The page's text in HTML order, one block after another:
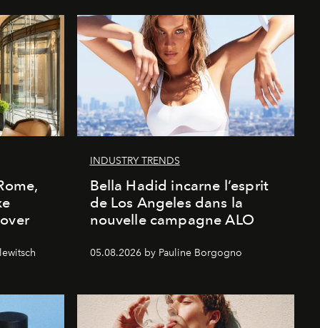
INDUSTRY TRENDS
Bella Hadid incarne l’esprit
de Los Angeles dans la
nouvelle campagne ALO
05.08.2026 by Pauline Borgogno